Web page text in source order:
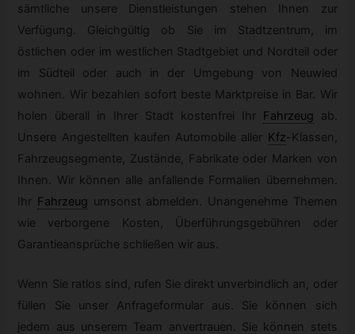
sämtliche unsere Dienstleistungen stehen Ihnen zur
Verfügung. Gleichgültig ob Sie im Stadtzentrum, im
östlichen oder im westlichen Stadtgebiet und Nordteil oder
im Südteil oder auch in der Umgebung von Neuwied
wohnen. Wir bezahlen sofort beste Marktpreise in Bar. Wir
holen überall in Ihrer Stadt kostenfrei Ihr Fahrzeug
ab.
Unsere Angestellten kaufen Automobile aller Kfz- Klassen,
Fahrzeugsegmente, Zustände, Fabrikate oder Marken von
Ihnen. Wir können alle anfallende Formalien übernehmen.
Ihr Fahrzeug umsonst abmelden. Unangenehme Themen
wie verborgene Kosten, Überführungsgebühren oder
Garantieansprüche schließen wir aus.
Wenn Sie ratlos sind, rufen Sie direkt unverbindlich an, oder
füllen Sie unser Anfrageformular aus. Sie können sich
jedem aus unserem Team anvertrauen. Sie können stets